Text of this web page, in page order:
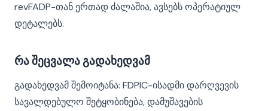
revFADP-თან ერთად ძალაშია, ავსებს ოპერატიულ
დეტალებს.
რა შეცვალა გადახედვამ
გადახედვამ შემოიტანა: FDPIC-ისადმი დარღვევის
სავალდებულო შეტყობინება, დამუშავების